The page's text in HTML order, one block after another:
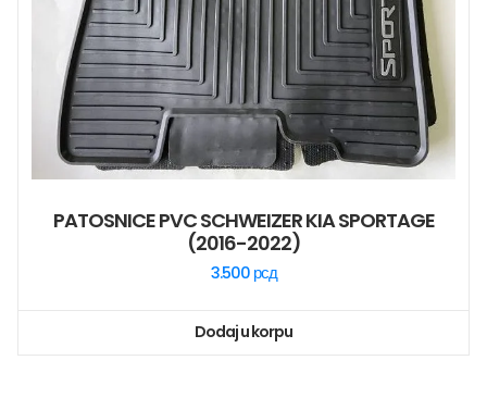
PATOSNICE PVC SCHWEIZER KIA SPORTAGE
(2016-2022)
3.500 рсд
Dodaj u korpu